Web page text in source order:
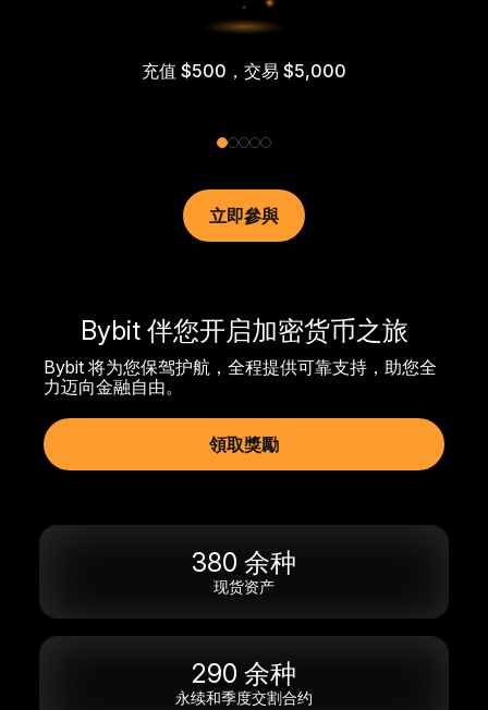
充值 $500，交易 $5,000
立即參與
Bybit 伴您开启加密货币之旅
Bybit 将为您保驾护航，全程提供可靠支持，助您全
力迈向金融自由。
領取獎勵
380 余种
现货资产
290 余种
永续和季度交割合约